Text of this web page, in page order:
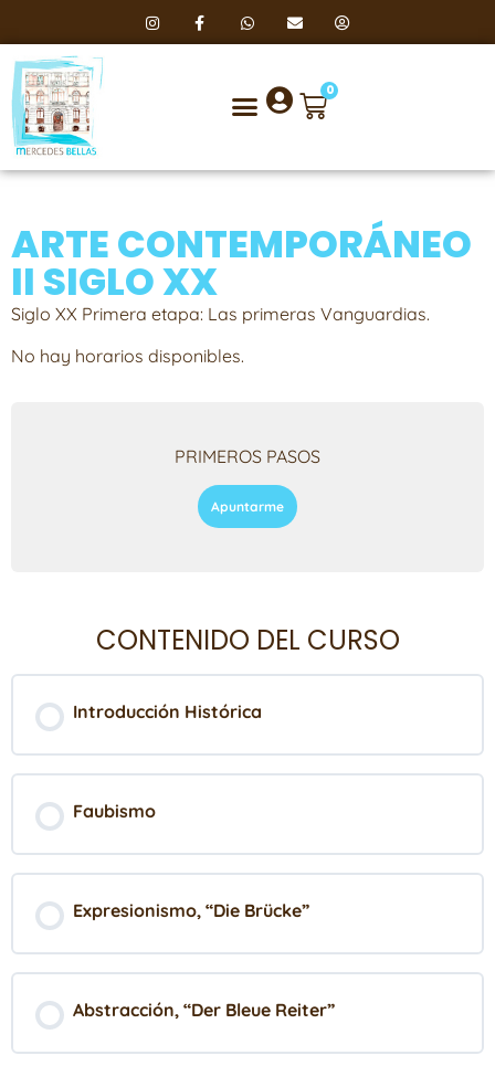
0
ARTE CONTEMPORÁNEO
II SIGLO XX
Siglo XX Primera etapa: Las primeras Vanguardias.
No hay horarios disponibles.
PRIMEROS PASOS
Apuntarme
CONTENIDO DEL CURSO
Introducción Histórica
Faubismo
Expresionismo, “Die Brücke”
Abstracción, “Der Bleue Reiter”